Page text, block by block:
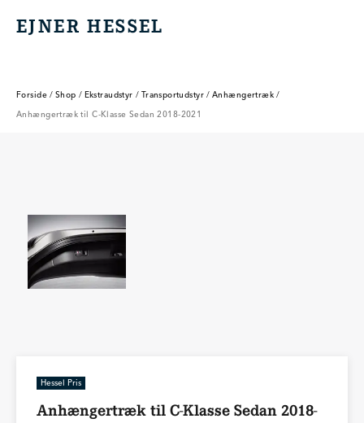
EJNER HESSEL
EJNER HESSEL
Forside / Shop / Ekstraudstyr / Transportudstyr / Anhængertræk /
Anhængertræk til C-Klasse Sedan 2018-2021
Hessel Pris
Anhængertræk til C-Klasse Sedan 2018-